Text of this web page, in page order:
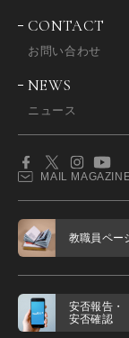
CONTACT
お問い合わせ
NEWS
ニュース
MAIL
教職員ペー
安否報告・
安否確認